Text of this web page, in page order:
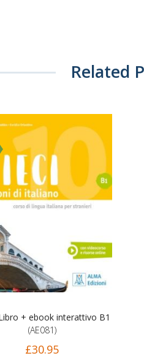
Related
+ ebook interattivo B1
(AE081)
£30.95